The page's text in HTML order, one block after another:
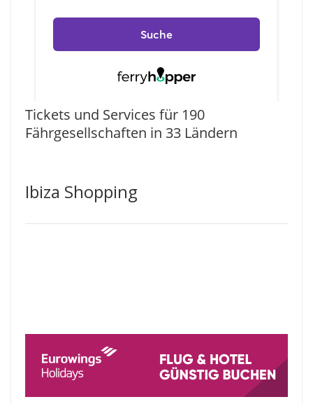
Tickets und Services für 190
Fährgesellschaften in 33 Ländern
Ibiza Shopping